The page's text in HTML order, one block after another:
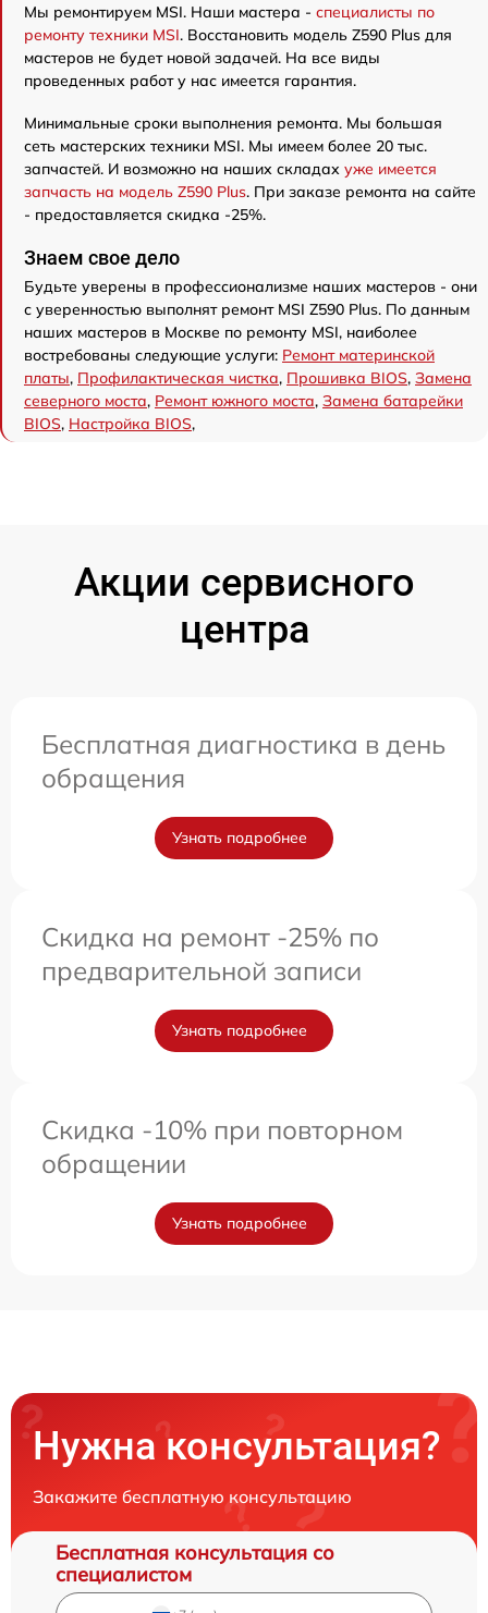
Мы ремонтируем MSI. Наши мастера - специалисты по
ремонту техники MSI. Восстановить модель Z590 Plus для
мастеров не будет новой задачей. На все виды
проведенных работ у нас имеется гарантия.
Минимальные сроки выполнения ремонта. Мы большая
сеть мастерских техники MSI. Мы имеем более 20 тыс.
запчастей. И возможно на наших складах уже имеется
запчасть на модель Z590 Plus. При заказе ремонта на сайте
- предоставляется скидка -25%.
Знаем свое дело
Будьте уверены в профессионализме наших мастеров - они
с уверенностью выполнят ремонт MSI Z590 Plus. По данным
наших мастеров в Москве по ремонту MSI, наиболее
востребованы следующие услуги: Ремонт материнской
платы, Профилактическая чистка, Прошивка BIOS, Замена
северного моста, Ремонт южного моста, Замена батарейки
BIOS, Настройка BIOS,
Акции сервисного
центра
Бесплатная диагностика в день
обращения
Узнать подробнее
Скидка на ремонт -25% по
предварительной записи
Узнать подробнее
Скидка -10% при повторном
обращении
Узнать подробнее
Нужна консультация?
Закажите бесплатную консультацию
Бесплатная консультация со
специалистом